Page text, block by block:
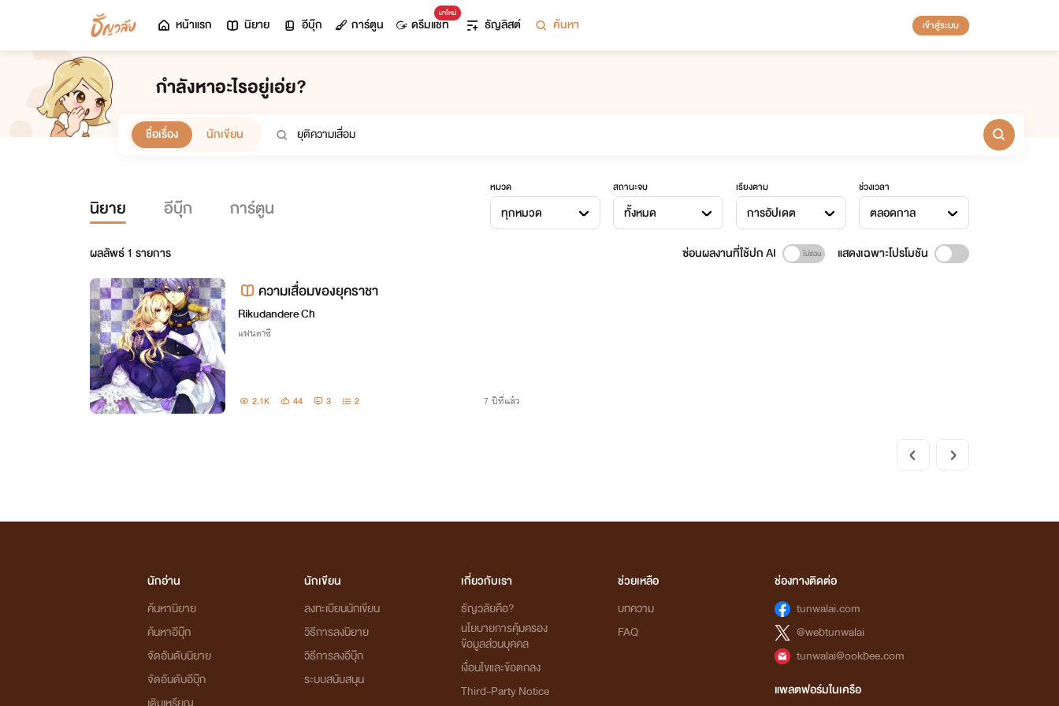
หน้าแรก นิยาย อีบุ๊ก การ์ตูน
มาใหม่
ดรีมแชท ธัญลิสต์ ค้นหา เข้าสู่ระบบ
กำลังหาอะไรอยู่เอ่ย?
ชื่อเรื่อง นักเขียน
นิยาย อีบุ๊ก การ์ตูน
หมวด
ทุกหมวด
สถานะจบ
ทั้งหมด
เรียงตาม
การอัปเดต
ช่วงเวลา
ตลอดกาล
ผลลัพธ์1 รายการ ซ่อนผลงานที่ใช้ปก AI แสดงเฉพาะโปรโมชัน
ความเสื่อมของยุคราชา
Rikudandere Ch
แฟนตาซี
2.1K 44 3 2 7 ปีที่แล้ว
นักอ่าน
ค้นหานิยาย
ค้นหาอีบุ๊ก
จัดอันดับนิยาย
จัดอันดับอีบุ๊ก
นักเขียน
ลงทะเบียนนักเขียน
วิธีการลงนิยาย
วิธีการลงอีบุ๊ก
ระบบสนับสนุน
เกี่ยวกับเรา
ธัญวลัยคือ?
นโยบายการคุ้มครอง
ข้อมูลส่วนบุคคล
เงื่อนไขและข้อตกลง
Third-Party Notice
ช่วยเหลือ
บทความ
FAQ
ช่องทางติดต่อ
tunwalai.com
@webtunwalai
tunwalai@ookbee.com
แพลตฟอร์มในเครือ